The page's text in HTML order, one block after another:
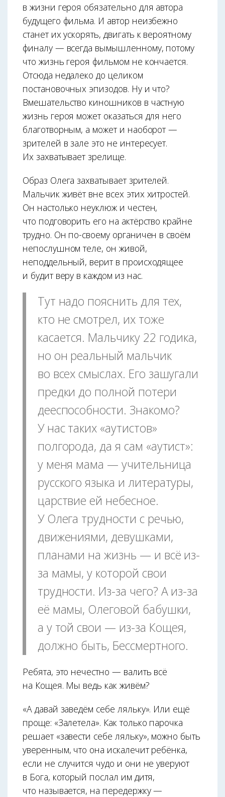
в жизни героя обязательно для автора
будущего фильма. И автор неизбежно
станет их ускорять, двигать к вероятному
финалу — всегда вымышленному, потому
что жизнь героя фильмом не кончается.
Отсюда недалеко до целиком
постановочных эпизодов. Ну и что?
Вмешательство киношников в частную
жизнь героя может оказаться для него
благотворным, а может и наоборот —
зрителей в зале это не интересует.
Их захватывает зрелище.
Образ Олега захватывает зрителей.
Мальчик живёт вне всех этих хитростей.
Он настолько неуклюж и честен,
что подговорить его на актёрство крайне
трудно. Он по-своему органичен в своём
непослушном теле, он живой,
неподдельный, верит в происходящее
и будит веру в каждом из нас.
Тут надо пояснить для тех,
кто не смотрел, их тоже
касается. Мальчику 22 годика,
но он реальный мальчик
во всех смыслах. Его зашугали
предки до полной потери
дееспособности. Знакомо?
У нас таких «аутистов»
полгорода, да я сам «аутист»:
у меня мама — учительница
русского языка и литературы,
царствие ей небесное.
У Олега трудности с речью,
движениями, девушками,
планами на жизнь — и всё из-
за мамы, у которой свои
трудности. Из-за чего? А из-за
её мамы, Олеговой бабушки,
а у той свои — из-за Кощея,
должно быть, Бессмертного.
Ребята, это нечестно — валить всё
на Кощея. Мы ведь как живём?
«А давай заведём себе ляльку». Или ещё
проще: «Залетела». Как только парочка
решает «завести себе ляльку», можно быть
уверенным, что она искалечит ребёнка,
если не случится чудо и они не уверуют
в Бога, который послал им дитя,
что называется, на передержку —